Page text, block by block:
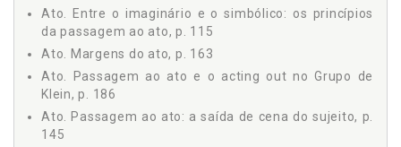
Ato. Entre o imaginário e o simbólico: os princípios
da passagem ao ato, p. 115
Ato. Margens do ato, p. 163
Ato. Passagem ao ato e o acting out no Grupo de
Klein, p. 186
Ato. Passagem ao ato: a saída de cena do sujeito, p.
145